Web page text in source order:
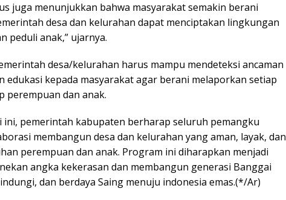
juga menunjukkan bahwa masyarakat semakin berani
desa dan kelurahan dapat menciptakan lingkungan
peduli anak,” ujarnya.
desa/kelurahan harus mampu mendeteksi ancaman
edukasi kepada masyarakat agar berani melaporkan setiap
perempuan dan anak.
ini, pemerintah kabupaten berharap seluruh pemangku
membangun desa dan kelurahan yang aman, layak, dan
perempuan dan anak. Program ini diharapkan menjadi
angka kekerasan dan membangun generasi Banggai
dan berdaya Saing menuju indonesia emas.(*/Ar)